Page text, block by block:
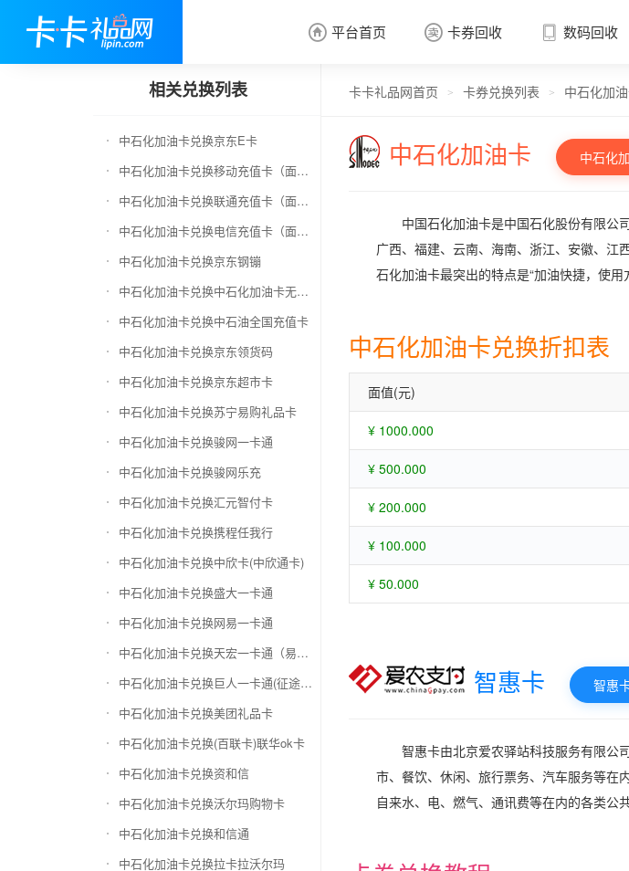
 平台首页  卡券回收
 卡券回收
 数码回收
相关兑换列表
中石化加油卡兑换京东E卡
中石化加油卡兑换移动充值卡（面值千万别选错）
中石化加油卡兑换联通充值卡（面值千万别选错）
中石化加油卡兑换电信充值卡（面值千万别选错）
中石化加油卡兑换京东钢镚
中石化加油卡兑换中石化加油卡无卡号（面值千万别选错）
中石化加油卡兑换中石油全国充值卡
中石化加油卡兑换京东领货码
中石化加油卡兑换京东超市卡
中石化加油卡兑换苏宁易购礼品卡
中石化加油卡兑换骏网一卡通
中石化加油卡兑换骏网乐充
中石化加油卡兑换汇元智付卡
中石化加油卡兑换携程任我行
中石化加油卡兑换中欣卡(中欣通卡)
中石化加油卡兑换盛大一卡通
中石化加油卡兑换网易一卡通
中石化加油卡兑换天宏一卡通（易冲天宏卡）
中石化加油卡兑换巨人一卡通(征途卡)
中石化加油卡兑换美团礼品卡
中石化加油卡兑换(百联卡)联华ok卡
中石化加油卡兑换资和信
中石化加油卡兑换沃尔玛购物卡
中石化加油卡兑换和信通
中石化加油卡兑换拉卡拉沃尔玛
卡卡礼品网首页 > 卡券兑换列表 > 中石化加
中石化加油卡 中石化
中国石化加油卡是中国石化股份有限公
广西、福建、云南、海南、浙江、安徽、江
石化加油卡最突出的特点是“加油快捷，使
中石化加油卡兑换折扣表
面值(元)
¥ 1000.000
¥ 500.000
¥ 200.000
¥ 100.000
¥ 50.000
智惠卡 智惠
智惠卡由北京爱农驿站科技服务有限公
市、餐饮、休闲、旅行票务、汽车服务等在
自来水、电、燃气、通讯费等在内的各类公